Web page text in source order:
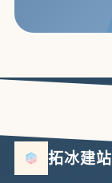
拓冰建站